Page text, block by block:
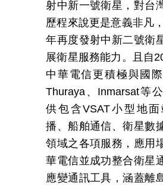
射中新一號衛星，對台
歷程來說更是意義非凡
年再度發射中新二號衛
展衛星服務能力。且自
中華電信更積極與國
Thuraya 、 Inmarsat等
供包含VSAT小型地
播、船舶通信、衛星數
領域之各項服務，應用
華電信並成功整合衛星
應變通訊工具，涵蓋離